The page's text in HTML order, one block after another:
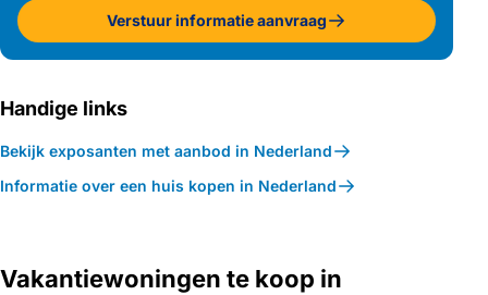
Verstuur informatie aanvraag
Handige links
Bekijk exposanten met aanbod in Nederland
Informatie over een huis kopen in Nederland
Vakantiewoningen te koop in